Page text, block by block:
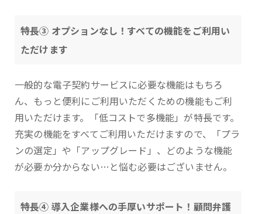
特長③ オプションなし！すべての機能をご利用い
ただけます
一般的な電子契約サービスに必要な機能はもちろ
ん、もっと便利にご利用いただくための機能もご利
用いただけます。「低コストで多機能」が特長です。
充実の機能をすべてご利用いただけますので、「プラ
ンの選定」や「アップグレード」、どのような機能
が必要か分からない…と悩む必要はございません。
特長④ 導入企業様への手厚いサポート！顧問弁護